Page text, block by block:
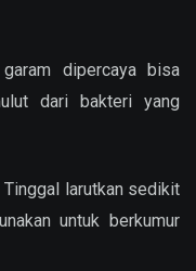
dipercaya bisa
dari bakteri yang
Tinggal larutkan sedikit
untuk berkumur